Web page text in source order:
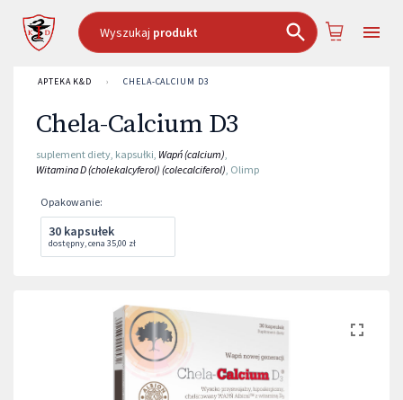
Wyszukaj produkt
APTEKA K&D › CHELA-CALCIUM D3
Chela-Calcium D3
suplement diety, kapsułki, Wapń (calcium),
Witamina D (cholekalcyferol) (colecalciferol), Olimp
Opakowanie:
30 kapsułek
dostępny,cena 35,00 zł